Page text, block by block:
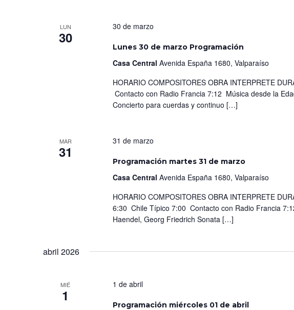
LUN
30
30 de marzo
Lunes 30 de marzo Programación
Casa Central Avenida España 1680, Valparaíso
HORARIO COMPOSITORES OBRA INTERPRETE
Contacto con Radio Francia 7:12 Música desde la
Concierto para cuerdas y continuo […]
MAR
31
31 de marzo
Programación martes 31 de marzo
Casa Central Avenida España 1680, Valparaíso
HORARIO COMPOSITORES OBRA INTERPRETE
6:30 Chile Típico 7:00 Contacto con Radio Francia
Haendel, Georg Friedrich Sonata […]
abril 2026
MIÉ
1
1 de abril
Programación miércoles 01 de abril